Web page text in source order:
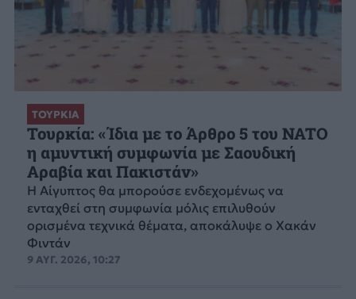
ΤΟΥΡΚΙΑ
Τουρκία: «Ίδια με το Άρθρο 5 του NATO
η αμυντική συμφωνία με Σαουδική
Αραβία και Πακιστάν»
Η Αίγυπτος θα μπορούσε ενδεχομένως να
ενταχθεί στη συμφωνία μόλις επιλυθούν
ορισμένα τεχνικά θέματα, αποκάλυψε ο Χακάν
Φιντάν
9 ΑΥΓ. 2026, 10:27